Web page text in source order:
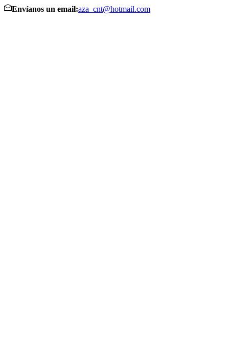
Envíanos un email:aza_cnt@hotmail.com